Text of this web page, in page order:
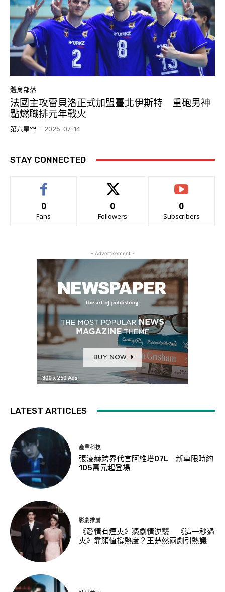
體育部落
法國主攻雷貝洛正式加盟臺北伊斯特 重砲男神
點燃職排元年戰火
第六星空 - 2025-07-14
STAY CONNECTED
0
Fans
0
Followers
0
Subscribers
- Advertisement -
LATEST ARTICLES
產業科技
張淩赫跨界代言阿維塔07L 新車限時約
105萬元起登場
影劇推薦
《愛情有煙火》憑劇情逆襲 《這一秒過
火》靠顏值撐熱度？王楚然兩劇引熱議